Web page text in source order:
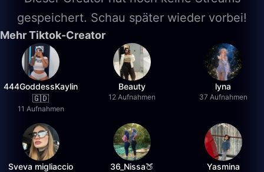
gespeichert. Schau später wieder vorbei!
Mehr Tiktok-Creator
444GoddessKaylin
🇬🇩
11 Aufnahmen
Beauty
12 Aufnahmen
lyna
37 Aufnahmen
Sveva migliaccio 36_Nissa🍑 Yasmina